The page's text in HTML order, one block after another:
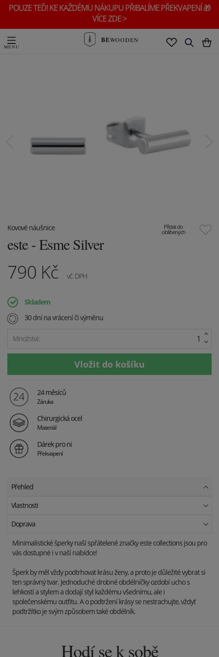
POUZE TEĎ! KE KAŽDÉMU NÁKUPU PŘIBALÍME PŘEKVAPENÍ 🎁
VÍCE ZDE >
BEWOODEN
Přidat do
oblíbených
Kovové náušnice
este - Esme Silver
790 Kč vč. DPH
Skladem
30 dní na vrácení či výměnu
Množství:
24 měsíců
Záruka
Chirurgická ocel
Materiál
Dárek pro ni
Překvapení
Přehled
Vlastnosti
Doprava
Minimalistické šperky naší spřátelené značky este collections jsou pro
vás dostupné i v naší nabídce!
Šperk by měl vždy podtrhovat krásu ženy, a proto je důležité vybrat si
ten správný tvar. Jednoduché drobné obdélníčky ozdobí ucho s
lehkostí a stylem a dodají styl každému všednímu, ale i
společenskému outfitu. A o podtržení krásy se nestrachujte, vždyť
podtržítko je svým způsobem také obdélník.
Hodí se k sobě